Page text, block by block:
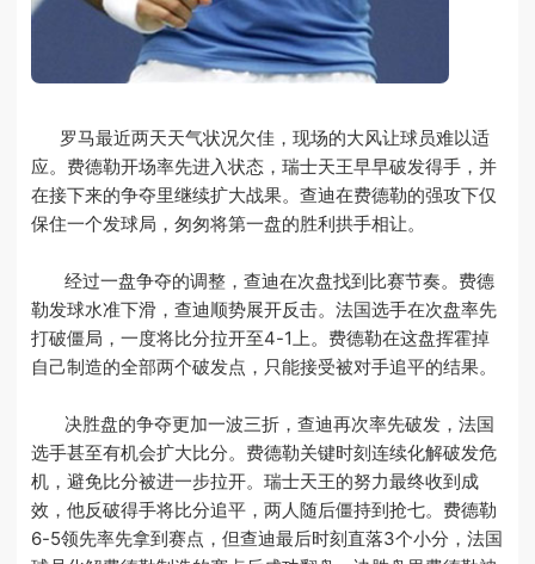
罗马最近两天天气状况欠佳，现场的大风让球员难以适
应。费德勒开场率先进入状态，瑞士天王早早破发得手，并
在接下来的争夺里继续扩大战果。查迪在费德勒的强攻下仅
保住一个发球局，匆匆将第一盘的胜利拱手相让。
经过一盘争夺的调整，查迪在次盘找到比赛节奏。费德
勒发球水准下滑，查迪顺势展开反击。法国选手在次盘率先
打破僵局，一度将比分拉开至4-1上。费德勒在这盘挥霍掉
自己制造的全部两个破发点，只能接受被对手追平的结果。
决胜盘的争夺更加一波三折，查迪再次率先破发，法国
选手甚至有机会扩大比分。费德勒关键时刻连续化解破发危
机，避免比分被进一步拉开。瑞士天王的努力最终收到成
效，他反破得手将比分追平，两人随后僵持到抢七。费德勒
6-5领先率先拿到赛点，但查迪最后时刻直落3个小分，法国